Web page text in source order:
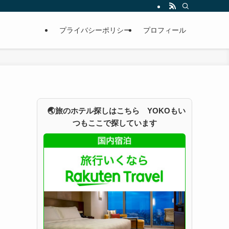
プライバシーポリシー プロフィール
🌏旅のホテル探しはこちら YOKOもい
つもここで探しています